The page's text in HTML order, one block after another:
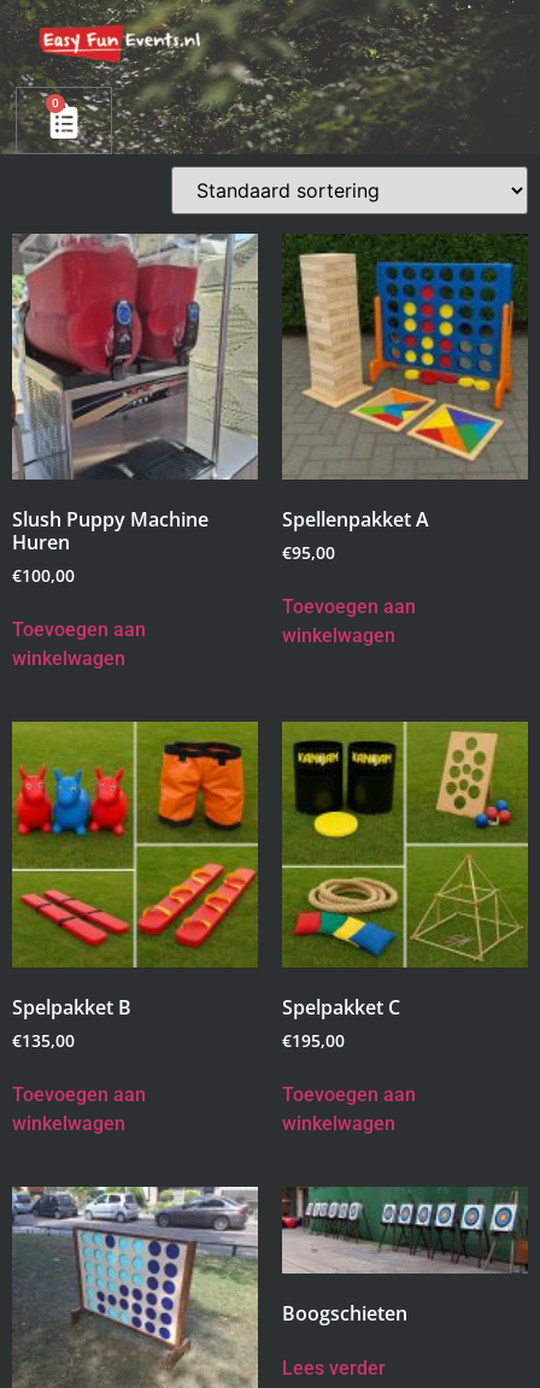
0
Slush Puppy Machine
Huren
€100,00
Toevoegen aan
winkelwagen
Spellenpakket A
€95,00
Toevoegen aan
winkelwagen
Spelpakket B
€135,00
Toevoegen aan
winkelwagen
Spelpakket C
€195,00
Toevoegen aan
winkelwagen
Boogschieten
Lees verder